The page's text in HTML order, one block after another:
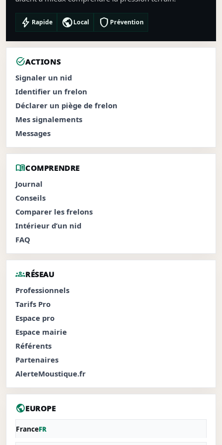
bolt Rapide publicLocal shield Prévention
task_altACTIONS
Signaler un nid
Identifier un frelon
Déclarer un piège de frelon
Mes signalements
Messages
menu_bookCOMPRENDRE
Journal
Conseils
Comparer les frelons
Intérieur d’un nid
FAQ
groupsRÉSEAU
Professionnels
Tarifs Pro
Espace pro
Espace mairie
Référents
Partenaires
AlerteMoustique.fr
publicEUROPE
FranceFR